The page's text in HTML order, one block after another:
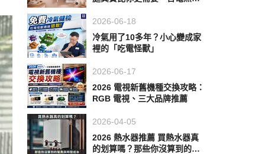
2026-06-18
冷氣用了10多年？小心變成家
裡的「吃電怪獸」
2026-06-17
2026 電視新舊機種交換攻略：
RGB 電視、三大品牌推薦
2026-04-05
2026 熱水器推薦 買熱水器真
的划算嗎？那些你沒算到的電